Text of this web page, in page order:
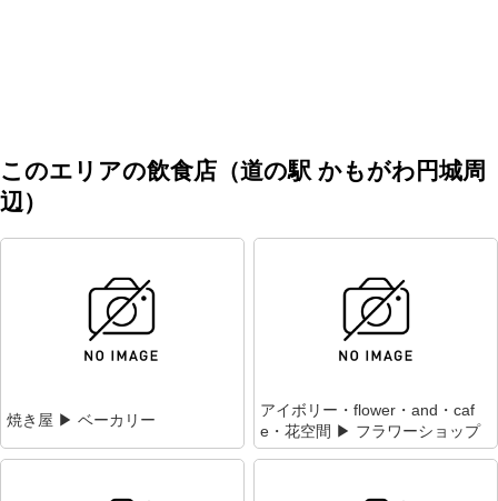
このエリアの飲食店（道の駅 かもがわ円城周
辺）
焼き屋 ▶ ベーカリー
アイボリー・flower・and・caf
e・花空間 ▶ フラワーショップ